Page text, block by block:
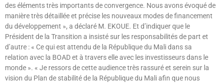
des éléments très importants de convergence. Nous avons évoqué de
manière très détaillée et précise les nouveaux modes de financement
du développement », a déclaré M. EKOUE. Et d’indiquer que le
Président de la Transition a insisté sur les responsabilités de part et
d’autre : « Ce qui est attendu de la République du Mali dans sa
relation avec la BOAD et à travers elle avec les investisseurs dans le
monde ». « Je ressors de cette audience très rassuré et serein sur la
vision du Plan de stabilité de la République du Mali afin que nous